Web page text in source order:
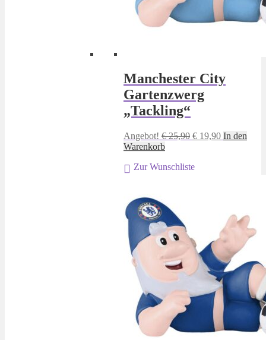
Manchester City
Gartenzwerg
„Tackling“
Angebot! €25,90 Ursprünglicher
€ 25,90
€ 19,90Aktueller
In den
Warenkorb
Zur Wunschliste